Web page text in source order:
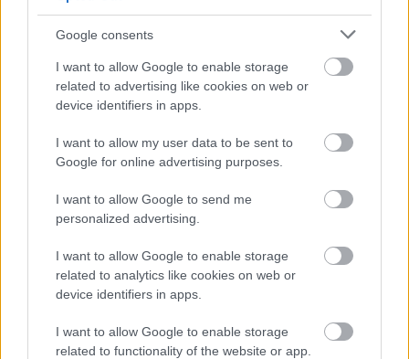
Google consents
I want to allow Google to enable storage
related to advertising like cookies on web or
device identifiers in apps.
I want to allow my user data to be sent to
Google for online advertising purposes.
I want to allow Google to send me
personalized advertising.
I want to allow Google to enable storage
related to analytics like cookies on web or
device identifiers in apps.
I want to allow Google to enable storage
related to functionality of the website or app.